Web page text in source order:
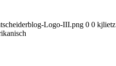
Logo-III.png 0 0 kjlietz